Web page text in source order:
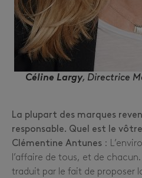
Céline Largy, Directrice
La plupart des marques
responsable. Quel est le
Clémentine Antunes :
l’affaire de tous, et de
traduit par le fait de proposer